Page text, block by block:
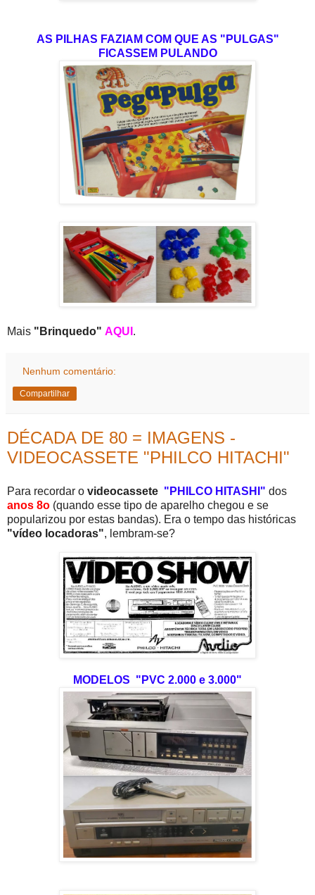
AS PILHAS FAZIAM COM QUE AS "PULGAS"
FICASSEM PULANDO
Mais "Brinquedo" AQUI .
Nenhum comentário:
Compartilhar
DÉCADA DE 80 = IMAGENS -
VIDEOCASSETE "PHILCO HITACHI"
Para recordar o videocassete "PHILCO HITASHI" dos
anos 8o (quando esse tipo de aparelho chegou e se
popularizou por estas bandas). Era o tempo das históricas
"vídeo locadoras", lembram-se?
MODELOS "PVC 2.000 e 3.000"